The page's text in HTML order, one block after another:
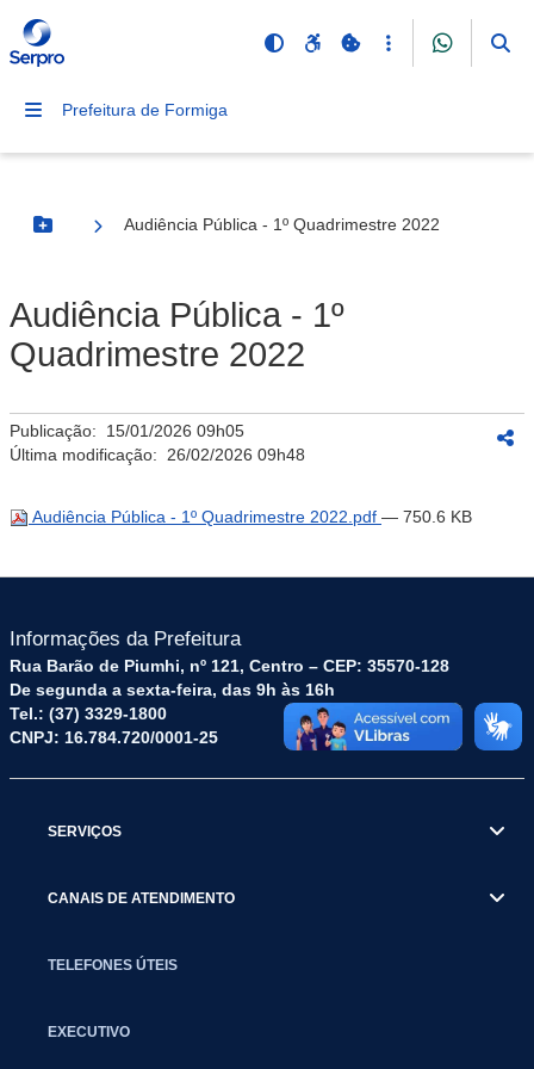
Prefeitura de Formiga
Botão Menu
Audiência Pública - 1º Quadrimestre 2022
Audiência Pública - 1º
Quadrimestre 2022
Publicação: 15/01/2026 09h05
Última modificação: 26/02/2026 09h48
Audiência Pública - 1º Quadrimestre 2022.pdf — 750.6 KB
Informações da Prefeitura
Rua Barão de Piumhi, nº 121, Centro – CEP: 35570-128
De segunda a sexta-feira, das 9h às 16h
Tel.: (37) 3329-1800
CNPJ: 16.784.720/0001-25
SERVIÇOS
CANAIS DE ATENDIMENTO
TELEFONES ÚTEIS
EXECUTIVO